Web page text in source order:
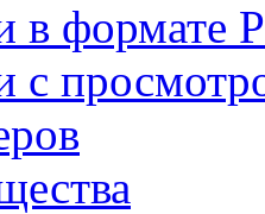
в формате
с